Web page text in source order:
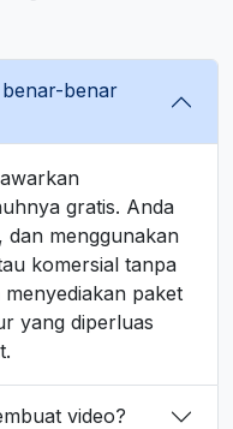
benar
gratis. Anda
dan menggunakan
komersial tanpa
paket
yang diperluas
video?